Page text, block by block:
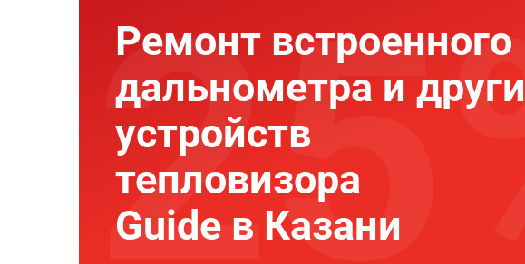
Ремонт встроенного
дальнометра и
устройств
тепловизора
Guide в Казани